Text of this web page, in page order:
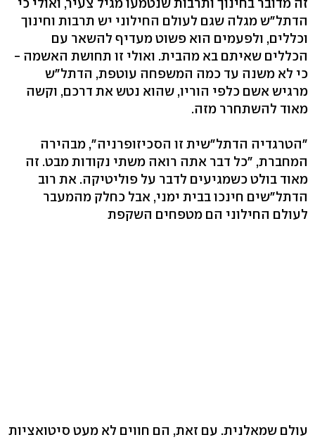
הדתל"ש מגלה שגם לעולם החילוני יש תרבות וחינוך
וכללים, ולפעמים הוא פשוט מעדיף להשאר עם
הכללים שאיתם בא מהבית. ואולי זו תחושת האשמה -
כי לא משנה עד כמה המשפחה עוטפת, הדתל"ש
מרגיש אשם כלפי הוריו, שהוא נטש את דרכם, וקשה
מאוד להשתחרר מזה.
"הטרגדיה הדתל"שית זו הסכיזופרניה", מבהירה
המחברת, "כל דבר אתה רואה משתי נקודות מבט. זה
מאוד בולט כשמגיעים לדבר על פוליטיקה. את רוב
הדתל"שים חינכו בבית ימני, אבל כחלק מהמעבר
לעולם החילוני הם מטפחים השקפת
עולם שמאלנית. עם זאת, הם חווים לא מעט סיטואציות